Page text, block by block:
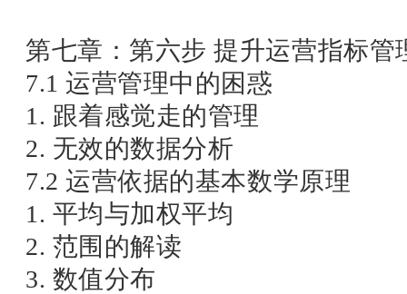
第七章：第六步 提升运营指标管
7.1 运营管理中的困惑
1. 跟着感觉走的管理
2. 无效的数据分析
7.2 运营依据的基本数学原理
1. 平均与加权平均
2. 范围的解读
3. 数值分布